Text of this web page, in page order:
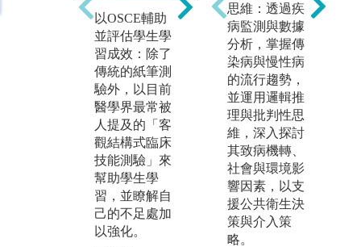
以OSCE輔助
並評估學生學
習成效：除了
傳統的紙筆測
驗外，以目前
醫學界最常被
人提及的「客
觀結構式臨床
技能測驗」來
幫助學生學
習，並瞭解自
己的不足處加
以強化。
副教授級師資
進行授課。
圖解:專業的講
課內容
思維：透過疾
病監測與數據
分析，掌握傳
染病與慢性病
的流行趨勢，
並運用邏輯推
理與批判性思
維，深入探討
其致病機轉、
社會與環境影
響因素，以支
援公共衛生決
策與介入策
略。